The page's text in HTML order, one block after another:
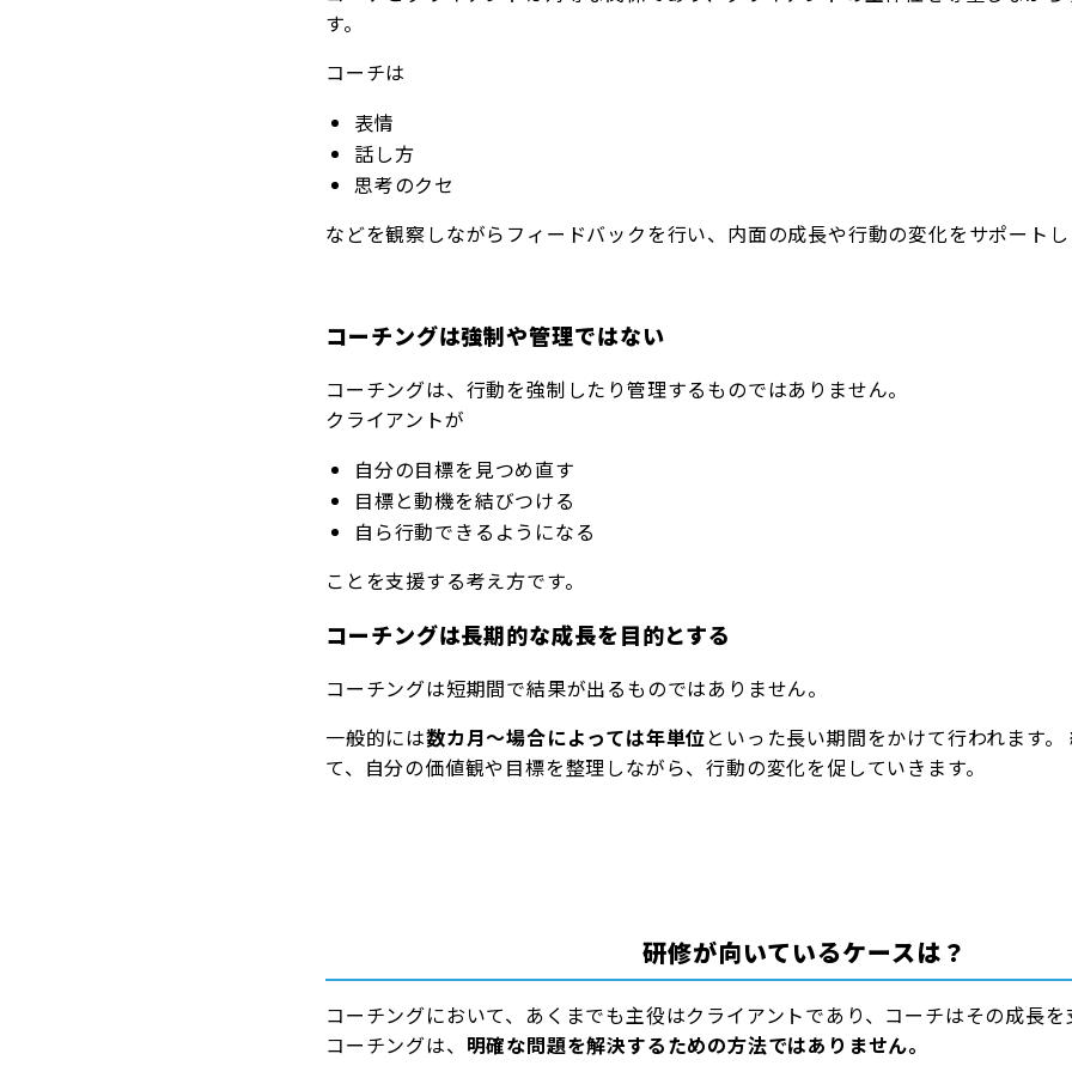
す。
コーチは
表情
話し方
思考のクセ
などを観察しながらフィードバックを行い、内面の成長や行動の変化をサポート
コーチングは強制や管理ではない
コーチングは、行動を強制したり管理するものではありません。
クライアントが
自分の目標を見つめ直す
目標と動機を結びつける
自ら行動できるようになる
ことを支援する考え方です。
コーチングは長期的な成長を目的とする
コーチングは短期間で結果が出るものではありません。
一般的には数カ月～場合によっては年単位といった長い期間をかけて行われます
て、自分の価値観や目標を整理しながら、行動の変化を促していきます。
研修が向いているケースは？
コーチングにおいて、あくまでも主役はクライアントであり、コーチはその成長
コーチングは、 明確な問題を解決するための方法ではありません。